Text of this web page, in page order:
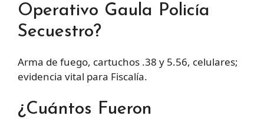
Operativo Gaula Policía
Secuestro?
Arma de fuego, cartuchos .38 y 5.56, celulares;
evidencia vital para Fiscalía.
¿Cuántos Fueron